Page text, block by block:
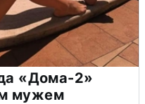
«Дома-2»
мужем